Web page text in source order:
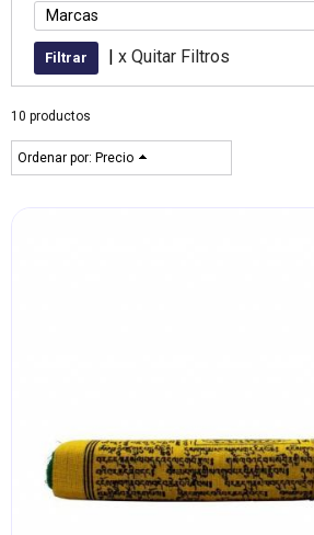
Marcas
x Quitar Filtros
10 productos
Ordenar por: Precio